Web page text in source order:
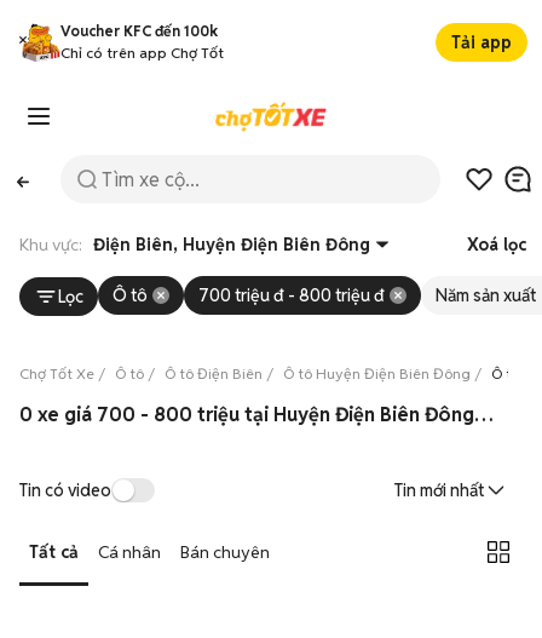
Voucher KFC đến 100k
Chỉ có trên app Chợ Tốt
Tải app
Khu vực: Điện Biên, Huyện Điện Biên Đông Xoá lọc
Lọc Ô tô 700 triệu đ - 800 triệu đ Năm sản xuất
Chợ Tốt Xe Ô tô Ô tô Điện Biên Ô tô Huyện Điện Biên Đông Ô tô
0 xe giá 700 - 800 triệu tại Huyện Điện Biên Đông, Điện Biên 08/2026
Tin có video Tin mới nhất
Tất cả Cá nhân Bán chuyên